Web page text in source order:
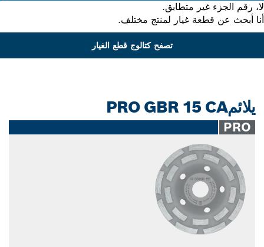
رقم الجزء غير متطابق.
أبحث عن قطعة غيار لمنتج مختلف.
تصفح كتالوج قطع الغيار
يلائمPRO GBR 15 CA
PRO